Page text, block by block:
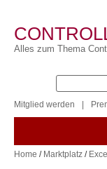
Alles zum Thema
Mitglied werden
Home / Marktplatz /